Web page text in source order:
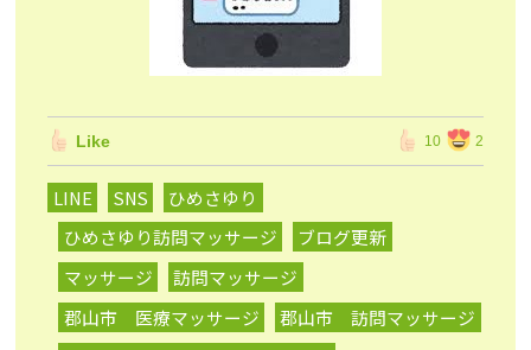
Like 10 2
LINE SNS
ひめさゆり
ひめさゆり訪問マッサージ
ブログ更新
マッサージ
訪問マッサージ
郡山市 医療マッサージ
郡山市 訪問マッサージ